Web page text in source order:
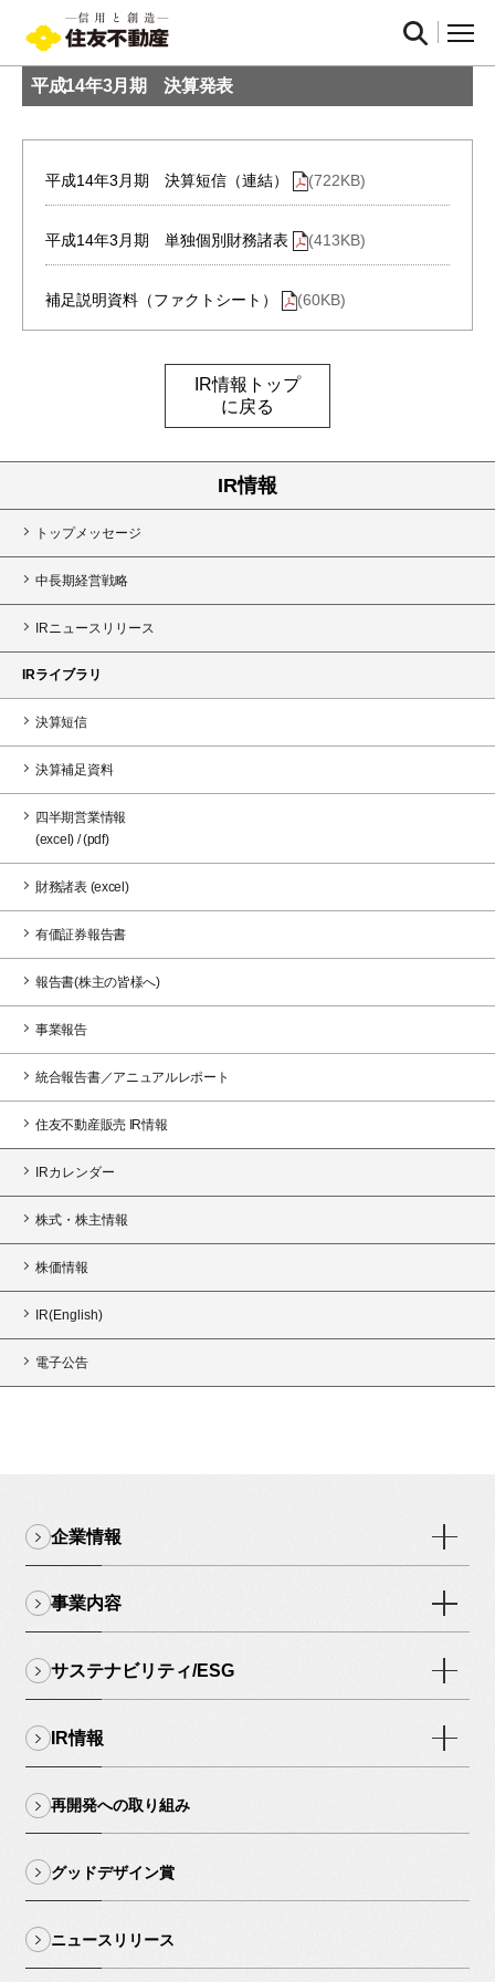
平成14年3月期 決算発表
平成14年3月期 決算短信（連結） (722KB)
平成14年3月期 単独個別財務諸表 (413KB)
補足説明資料（ファクトシート） (60KB)
IR情報トップ
に戻る
IR情報
トップメッセージ
中長期経営戦略
IRニュースリリース
IRライブラリ
決算短信
決算補足資料
四半期営業情報
(excel)/(pdf)
財務諸表 (excel)
有価証券報告書
報告書(株主の皆様へ)
事業報告
統合報告書／アニュアルレポート
住友不動産販売 IR情報
IRカレンダー
株式・株主情報
株価情報
IR(English)
電子公告
企業情報
事業内容
サステナビリティ/ESG
IR情報
再開発への取り組み
グッドデザイン賞
ニュースリリース